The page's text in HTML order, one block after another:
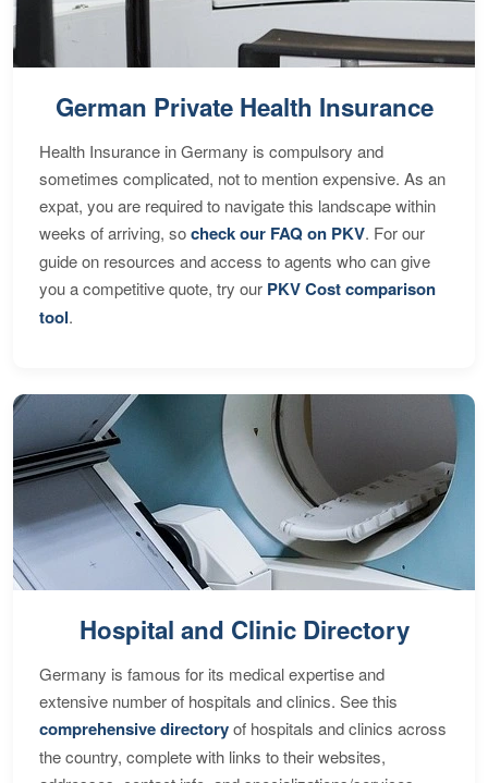
German Private Health Insurance
Health Insurance in Germany is compulsory and
sometimes complicated, not to mention expensive. As an
expat, you are required to navigate this landscape within
weeks of arriving, socheck our FAQ on PKV. For our
guide on resources and access to agents who can give
you a competitive quote, try our PKV Cost comparison
tool.
Hospital and Clinic Directory
Germany is famous for its medical expertise and
extensive number of hospitals and clinics. See this
comprehensive directoryof hospitals and clinics across
the country, complete with links to their websites,